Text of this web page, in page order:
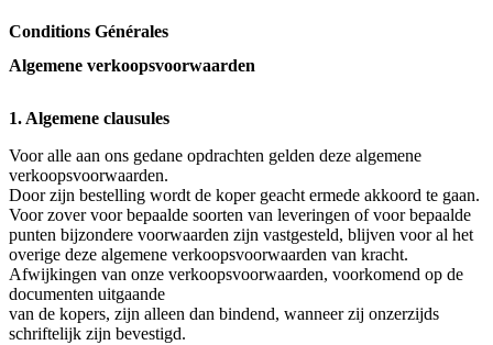
Conditions Générales
Algemene verkoopsvoorwaarden
1. Algemene clausules
Voor alle aan ons gedane opdrachten gelden deze algemene
verkoopsvoorwaarden.
Door zijn bestelling wordt de koper geacht ermede akkoord te gaan.
Voor zover voor bepaalde soorten van leveringen of voor bepaalde
punten bijzondere voorwaarden zijn vastgesteld, blijven voor al het
overige deze algemene verkoopsvoorwaarden van kracht.
Afwijkingen van onze verkoopsvoorwaarden, voorkomend op de
documenten uitgaande
van de kopers, zijn alleen dan bindend, wanneer zij onzerzijds
schriftelijk zijn bevestigd.